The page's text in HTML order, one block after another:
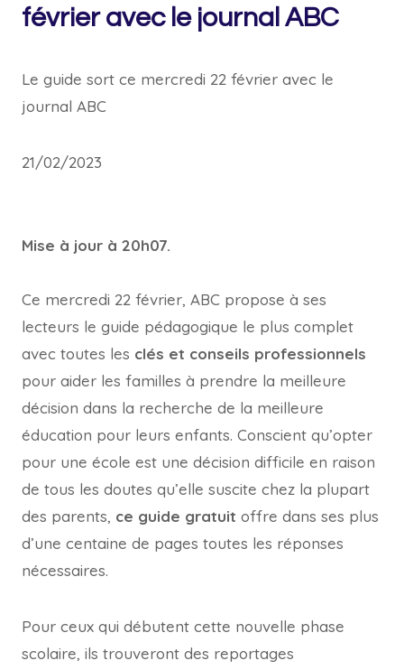
février avec le journal ABC
Le guide sort ce mercredi 22 février avec le
journal ABC
21/02/2023
Mise à jour à 20h07.
Ce mercredi 22 février, ABC propose à ses
lecteurs le guide pédagogique le plus complet
avec toutes les clés et conseils professionnels
pour aider les familles à prendre la meilleure
décision dans la recherche de la meilleure
éducation pour leurs enfants. Conscient qu’opter
pour une école est une décision difficile en raison
de tous les doutes qu’elle suscite chez la plupart
des parents, ce guide gratuit offre dans ses plus
d’une centaine de pages toutes les réponses
nécessaires.
Pour ceux qui débutent cette nouvelle phase
scolaire, ils trouveront des reportages